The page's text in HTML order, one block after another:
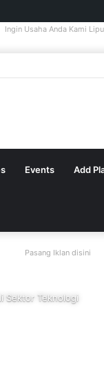
Ingin Usaha Anda Kami
Events Add
Pasang Iklan disini
Sektor Teknologi